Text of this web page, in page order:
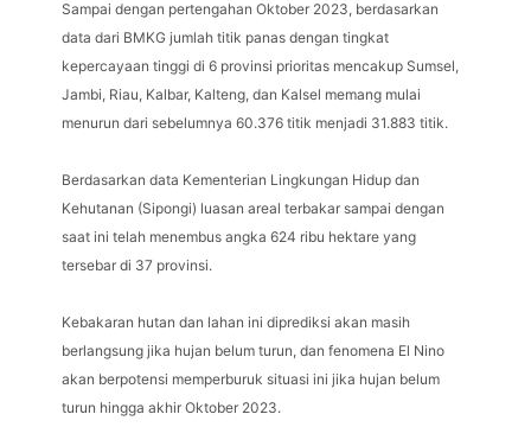
Sampai dengan pertengahan Oktober 2023, berdasarkan
data dari BMKG jumlah titik panas dengan tingkat
kepercayaan tinggi di 6 provinsi prioritas mencakup Sumsel,
Jambi, Riau, Kalbar, Kalteng, dan Kalsel memang mulai
menurun dari sebelumnya 60.376 titik menjadi 31.883 titik.
Berdasarkan data Kementerian Lingkungan Hidup dan
Kehutanan (Sipongi) luasan areal terbakar sampai dengan
saat ini telah menembus angka 624 ribu hektare yang
tersebar di 37 provinsi.
Kebakaran hutan dan lahan ini diprediksi akan masih
berlangsung jika hujan belum turun, dan fenomena El Nino
akan berpotensi memperburuk situasi ini jika hujan belum
turun hingga akhir Oktober 2023.